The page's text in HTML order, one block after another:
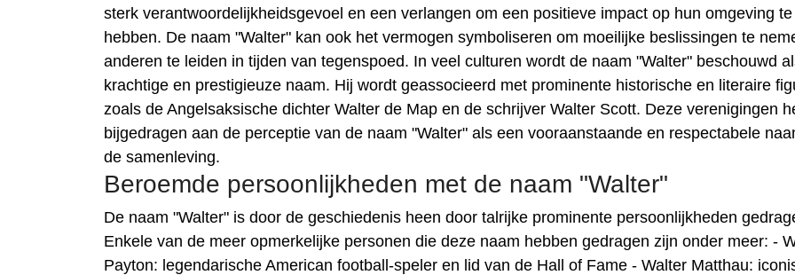
sterk verantwoordelijkheidsgevoel en een verlangen om een ​​positieve impact op hun omgeving te
hebben. De naam "Walter" kan ook het vermogen symboliseren om moeilijke beslissingen te
anderen te leiden in tijden van tegenspoed. In veel culturen wordt de naam "Walter" beschouwd
krachtige en prestigieuze naam. Hij wordt geassocieerd met prominente historische en literaire
zoals de Angelsaksische dichter Walter de Map en de schrijver Walter Scott. Deze verenigingen
bijgedragen aan de perceptie van de naam "Walter" als een vooraanstaande en respectabele
de samenleving.
Beroemde persoonlijkheden met de naam "Walter"
De naam "Walter" is door de geschiedenis heen door talrijke prominente persoonlijkheden
Enkele van de meer opmerkelijke personen die deze naam hebben gedragen zijn onder meer: -
Payton: legendarische American football-speler en lid van de Hall of Fame - Walter Matthau: